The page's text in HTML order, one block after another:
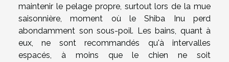
maintenir le pelage propre, surtout lors de la mue
saisonnière, moment où le Shiba Inu perd
abondamment son sous-poil. Les bains, quant à
eux, ne sont recommandés qu'à intervalles
espacés, à moins que le chien ne soit